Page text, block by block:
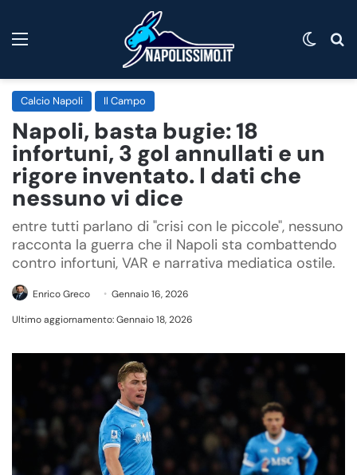
Calcio Napoli Il Campo
Napoli, basta bugie: 18
infortuni, 3 gol annullati e un
rigore inventato. I dati che
nessuno vi dice
entre tutti parlano di "crisi con le piccole", nessuno
racconta la guerra che il Napoli sta combattendo
contro infortuni, VAR e narrativa mediatica ostile.
Enrico Greco
Gennaio 16, 2026
Ultimo aggiornamento: Gennaio 18, 2026